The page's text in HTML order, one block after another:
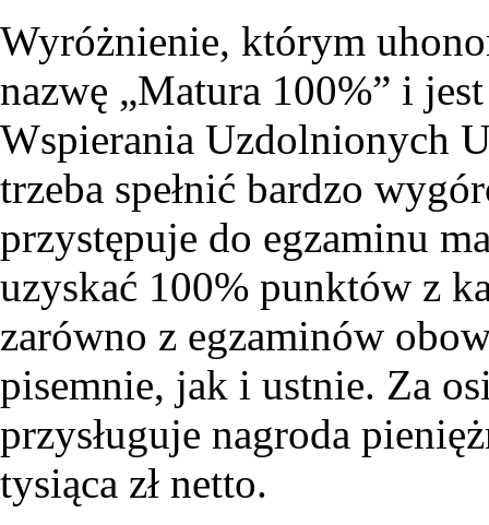
Wyróżnienie, którym
nazwę „Matura 100%” i
Wspierania Uzdolnionych
trzeba spełnić bardzo
przystępuje do egzaminu
uzyskać 100% punktów z
zarówno z egzaminów
pisemnie, jak i ustnie. Za
przysługuje nagroda
tysiąca zł netto.